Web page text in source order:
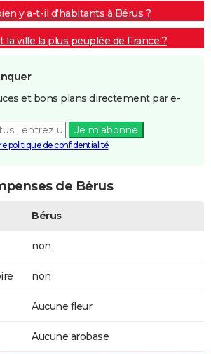
y a-t-il d'habitants à Bérus ?
la ville la plus peuplée de France ?
et bons plans directement par e-
Je m'abonne
politique de confidentialité
de Bérus
Bérus
non
non
Aucune fleur
Aucune arobase